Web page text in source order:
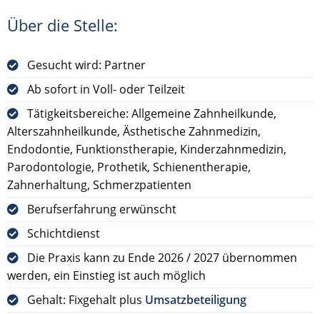
Über die Stelle:
Gesucht wird: Partner
Ab sofort in Voll- oder Teilzeit
Tätigkeitsbereiche: Allgemeine Zahnheilkunde,
Alterszahnheilkunde, Ästhetische Zahnmedizin,
Endodontie, Funktionstherapie, Kinderzahnmedizin,
Parodontologie, Prothetik, Schienentherapie,
Zahnerhaltung, Schmerzpatienten
Berufserfahrung erwünscht
Schichtdienst
Die Praxis kann zu Ende 2026 / 2027 übernommen
werden, ein Einstieg ist auch möglich
Gehalt: Fixgehalt plus Umsatzbeteiligung